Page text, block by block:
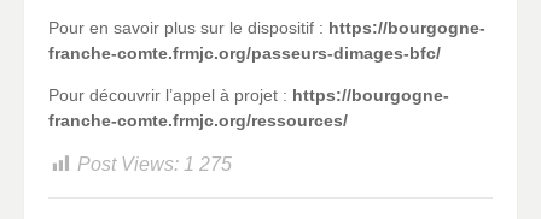
Pour en savoir plus sur le dispositif : https://bourgogne-
franche-comte.frmjc.org/passeurs-dimages-bfc/
Pour découvrir l’appel à projet : https://bourgogne-
franche-comte.frmjc.org/ressources/
Post Views: 1 275